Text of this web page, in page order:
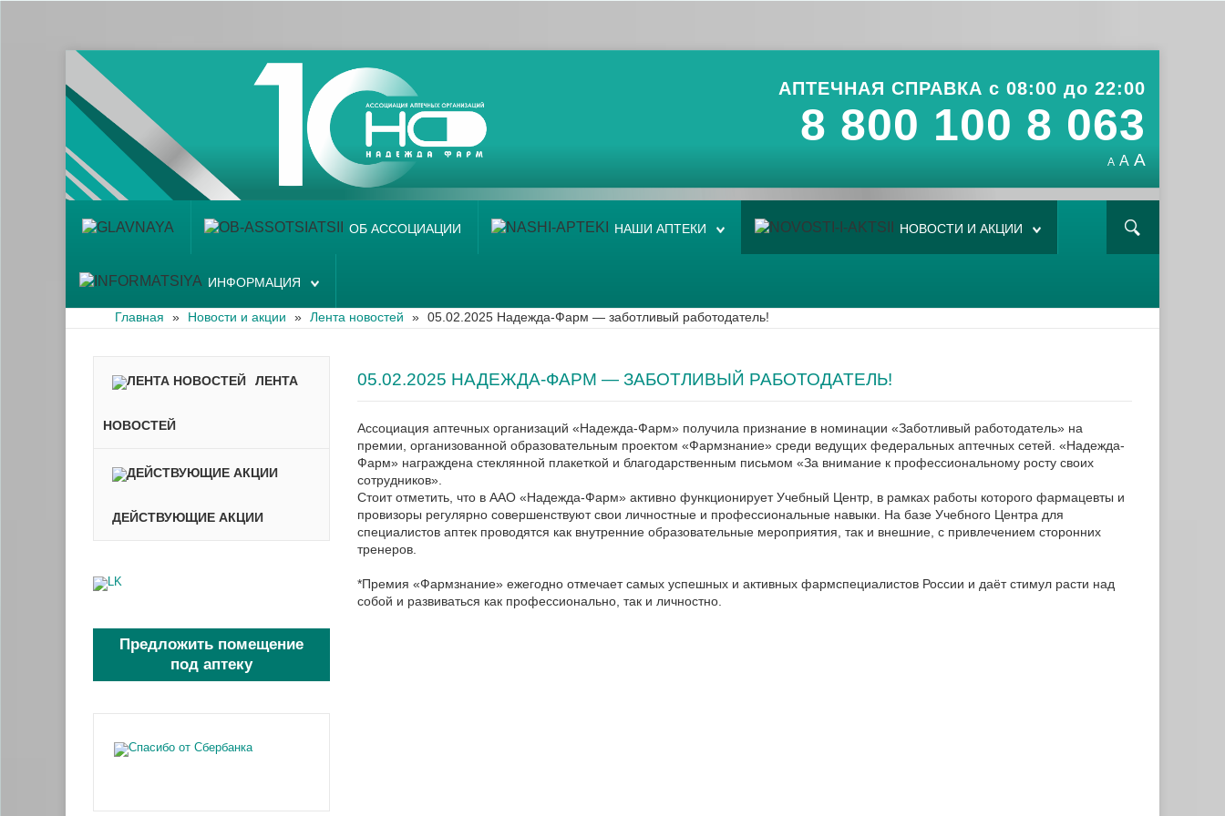
Об ассоциации
Наши аптеки
Новости и акции
Информация
АПТЕЧНАЯ СПРАВКА с 08:00 до 22:00
8 800 100 8 063
A A A
ОБ АССОЦИАЦИИ НАШИ АПТЕКИ НОВОСТИ И АКЦИИ
ИНФОРМАЦИЯ
Главная » Новости и акции » Лента новостей » 05.02.2025 Надежда-Фарм — заботливый работодатель!
05.02.2025 НАДЕЖДА-ФАРМ — ЗАБОТЛИВЫЙ РАБОТОДАТЕЛЬ!
Ассоциация аптечных организаций «Надежда-Фарм» получила признание в номинации «Заботливый работодатель» на
премии, организованной образовательным проектом «Фармзнание» среди ведущих федеральных аптечных сетей. «Надежда-
Фарм» награждена стеклянной плакеткой и благодарственным письмом «За внимание к профессиональному росту своих
сотрудников».
Стоит отметить, что в ААО «Надежда-Фарм» активно функционирует Учебный Центр, в рамках работы которого фармацевты и
провизоры регулярно совершенствуют свои личностные и профессиональные навыки. На базе Учебного Центра для
специалистов аптек проводятся как внутренние образовательные мероприятия, так и внешние, с привлечением сторонних
тренеров.
*Премия «Фармзнание» ежегодно отмечает самых успешных и активных фармспециалистов России и даёт стимул расти над
собой и развиваться как профессионально, так и личностно.
ЛЕНТА
НОВОСТЕЙ
ДЕЙСТВУЮЩИЕ АКЦИИ
Предложить помещение
под аптеку